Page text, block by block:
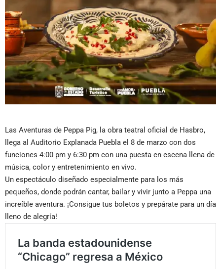
Las Aventuras de Peppa Pig, la obra teatral oficial de Hasbro,
llega al Auditorio Explanada Puebla el 8 de marzo con dos
funciones 4:00 pm y 6:30 pm con una puesta en escena llena de
música, color y entretenimiento en vivo.
Un espectáculo diseñado especialmente para los más
pequeños, donde podrán cantar, bailar y vivir junto a Peppa una
increíble aventura. ¡Consigue tus boletos y prepárate para un día
lleno de alegría!